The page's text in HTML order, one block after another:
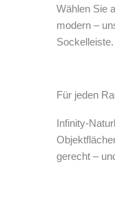
Wählen Sie
modern –
Sockelleiste.
Für jeden
Infinity-
gerecht –